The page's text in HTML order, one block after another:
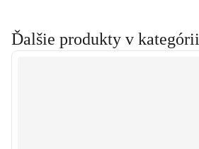
Ďalšie produkty v kategórii